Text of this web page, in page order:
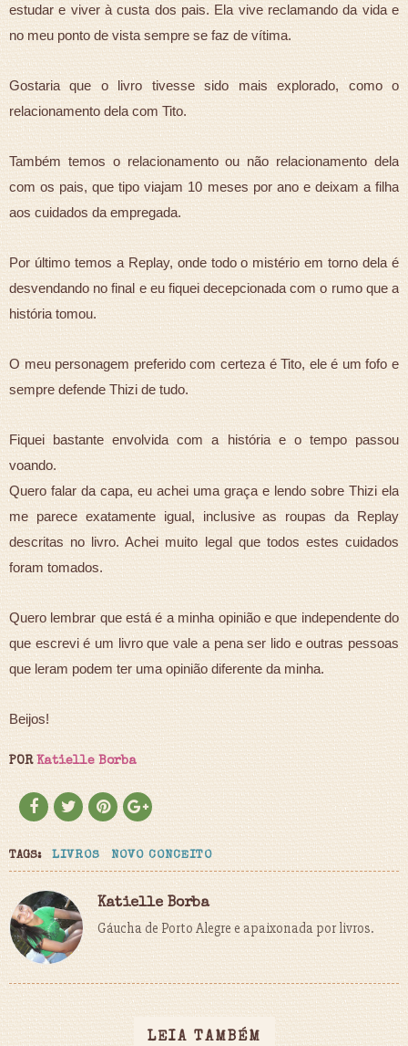
estudar e viver à custa dos pais. Ela vive reclamando da vida e
no meu ponto de vista sempre se faz de vítima.
Gostaria que o livro tivesse sido mais explorado, como o
relacionamento dela com Tito.
Também temos o relacionamento ou não relacionamento dela
com os pais, que tipo viajam 10 meses por ano e deixam a filha
aos cuidados da empregada.
Por último temos a Replay, onde todo o mistério em torno dela é
desvendando no final e eu fiquei decepcionada com o rumo que a
história tomou.
O meu personagem preferido com certeza é Tito, ele é um fofo e
sempre defende Thizi de tudo.
Fiquei bastante envolvida com a história e o tempo passou
voando.
Quero falar da capa, eu achei uma graça e lendo sobre Thizi ela
me parece exatamente igual, inclusive as roupas da Replay
descritas no livro. Achei muito legal que todos estes cuidados
foram tomados.
Quero lembrar que está é a minha opinião e que independente do
que escrevi é um livro que vale a pena ser lido e outras pessoas
que leram podem ter uma opinião diferente da minha.
Beijos!
PORKatielle Borba
TAGS: LIVROS NOVO CONCEITO
Katielle Borba
Gáucha de Porto Alegre e apaixonada por livros.
LEIA TAMBÉM